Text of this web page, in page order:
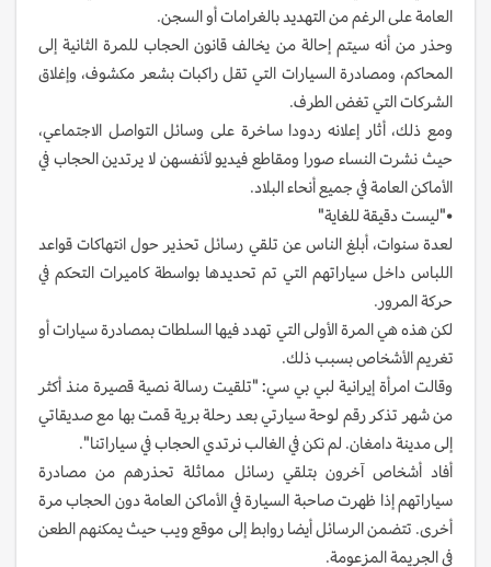
العامة على الرغم من التهديد بالغرامات أو السجن.
وحذر من أنه سيتم إحالة من يخالف قانون الحجاب للمرة الثانية إلى
المحاكم، ومصادرة السيارات التي تقل راكبات بشعر مكشوف، وإغلاق
الشركات التي تغض الطرف.
ومع ذلك، أثار إعلانه ردودا ساخرة على وسائل التواصل الاجتماعي،
حيث نشرت النساء صورا ومقاطع فيديو لأنفسهن لا يرتدين الحجاب في
الأماكن العامة في جميع أنحاء البلاد.
•"ليست دقيقة للغاية"
لعدة سنوات، أبلغ الناس عن تلقي رسائل تحذير حول انتهاكات قواعد
اللباس داخل سياراتهم التي تم تحديدها بواسطة كاميرات التحكم في
حركة المرور.
لكن هذه هي المرة الأولى التي تهدد فيها السلطات بمصادرة سيارات أو
تغريم الأشخاص بسبب ذلك.
وقالت امرأة إيرانية لبي بي سي: "تلقيت رسالة نصية قصيرة منذ أكثر
من شهر تذكر رقم لوحة سيارتي بعد رحلة برية قمت بها مع صديقاتي
إلى مدينة دامغان. لم نكن في الغالب نرتدي الحجاب في سياراتنا".
أفاد أشخاص آخرون بتلقي رسائل مماثلة تحذرهم من مصادرة
سياراتهم إذا ظهرت صاحبة السيارة في الأماكن العامة دون الحجاب مرة
أخرى. تتضمن الرسائل أيضا روابط إلى موقع ويب حيث يمكنهم الطعن
في الجريمة المزعومة.